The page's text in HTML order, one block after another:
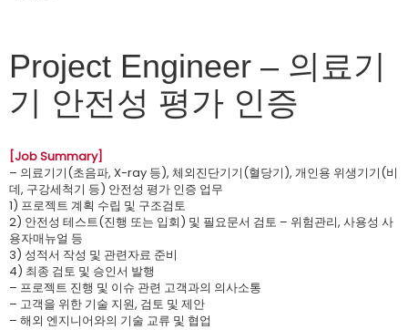
Project Engineer – 의료기
기 안전성 평가 인증
[Job Summary]
– 의료기기(초음파, X-ray 등), 체외진단기기(혈당기), 개인용 위생기기(비
데, 구강세척기 등) 안전성 평가 인증 업무
1) 프로젝트 계획 수립 및 구조검토
2) 안전성 테스트(진행 또는 입회) 및 필요문서 검토 – 위험관리, 사용성 사
용자매뉴얼 등
3) 성적서 작성 및 관련자료 준비
4) 최종 검토 및 승인서 발행
– 프로젝트 진행 및 이슈 관련 고객과의 의사소통
– 고객을 위한 기술 지원, 검토 및 제안
– 해외 엔지니어와의 기술 교류 및 협업